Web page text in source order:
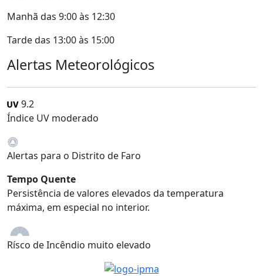
Manhã das 9:00 às 12:30
Tarde das 13:00 às 15:00
Alertas Meteorológicos
9.2
Índice UV moderado
Alertas para o Distrito de Faro
Tempo Quente
Persistência de valores elevados da temperatura
máxima, em especial no interior.
Rísco de Incêndio muito elevado